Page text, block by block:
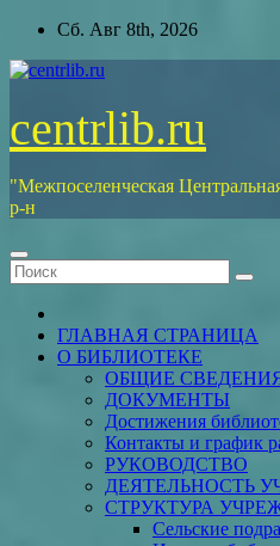
Перейти
содержимому
Сб. Авг 8th, 2026
centrlib.ru
"Межпоселенческая
р-н
ГЛАВНАЯ СТРАНИЦА
О БИБЛИОТЕКЕ
ОБЩИЕ
ДОКУМЕНТЫ
Достижения
Контакты и график
РУКОВОДСТВО
ДЕЯТЕЛЬНОСТЬ
СТРУКТУРА
Сельские